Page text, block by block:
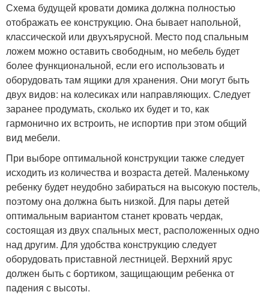
Схема будущей кровати домика должна полностью
отображать ее конструкцию. Она бывает напольной,
классической или двухъярусной. Место под спальным
ложем можно оставить свободным, но мебель будет
более функциональной, если его использовать и
оборудовать там ящики для хранения. Они могут быть
двух видов: на колесиках или направляющих. Следует
заранее продумать, сколько их будет и то, как
гармонично их встроить, не испортив при этом общий
вид мебели.
При выборе оптимальной конструкции также следует
исходить из количества и возраста детей. Маленькому
ребенку будет неудобно забираться на высокую постель,
поэтому она должна быть низкой. Для пары детей
оптимальным вариантом станет кровать чердак,
состоящая из двух спальных мест, расположенных одно
над другим. Для удобства конструкцию следует
оборудовать приставной лестницей. Верхний ярус
должен быть с бортиком, защищающим ребенка от
падения с высоты.